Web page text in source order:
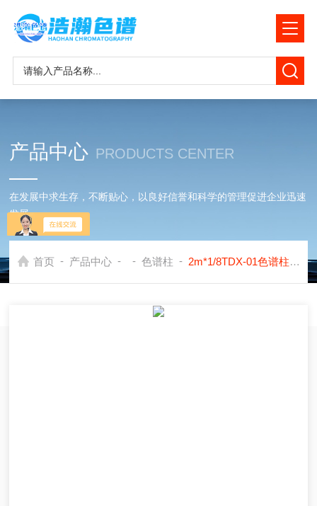
产品中心 PRODUCTS CENTER
在发展中求生存，不断贴心，以良好信誉和科学的管理促进企业迅速
发展
首页 - 产品中心 - - 色谱柱 - 2m*1/8TDX-01色谱柱应用在珀金埃尔默PE